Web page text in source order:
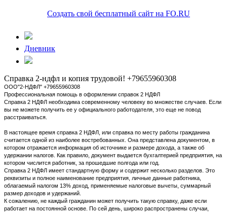
Создать свой бесплатный сайт на FO.RU
Дневник
Справка 2-ндфл и копия трудовой! +79655960308
ООО"2-НДФЛ" +79655960308
Профессиональная помощь в оформлении справок 2 НДФЛ
Справка 2 НДФЛ необходима современному человеку во множестве случаев. Если
вы не можете получить ее у официального работодателя, это еще не повод
расстраиваться.
В настоящее время справка 2 НДФЛ, или справка по месту работы гражданина
считается одной из наиболее востребованных. Она представлена документом, в
котором отражается информация об источнике и размере дохода, а также об
удержании налогов. Как правило, документ выдается бухгалтерией предприятия, на
котором числится работник, за прошедшие полгода или год.
Справка 2 НДФЛ имеет стандартную форму и содержит несколько разделов. Это
реквизиты и полное наименование предприятия, личные данные работника,
облагаемый налогом 13% доход, применяемые налоговые вычеты, суммарный
размер доходов и удержаний.
К сожалению, не каждый гражданин может получить такую справку, даже если
работает на постоянной основе. По сей день, широко распространены случаи,